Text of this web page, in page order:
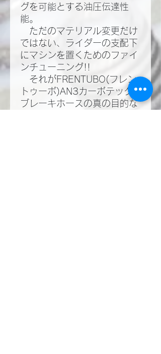
グを可能とする油圧伝達性
能。​
ただのマテリアル変更だけ
ではない、ライダーの支配下
にマシンを置くためのファイ
ンチューニング!!​
それがFRENTUBO(フレン
トゥーボ)AN3カーボテック
ブレーキホースの真の目的な